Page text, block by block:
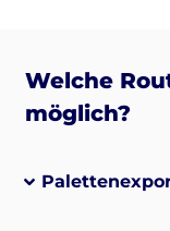
Welche
möglich?